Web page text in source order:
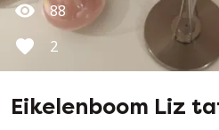
88
2
Eikelenboom Liz